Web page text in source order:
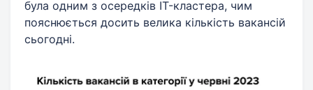
була одним з осередків IT-кластера, чим
пояснюється досить велика кількість вакансій
сьогодні.